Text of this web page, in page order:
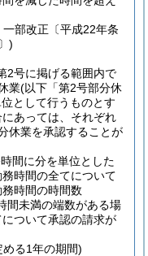
部改正〔平成22年条
)
2号に掲げる範囲内で
業(以下「第2号部分休
として行うものとす
あっては、それぞれ
休業を承認することが
間に分を単位とした
時間の全てについて
時間の時間数
間未満の端数がある場
ついて承認の請求が
る1年の期間)